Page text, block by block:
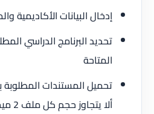
إدخال البيانات الأكاديمية
تحديد البرنامج الدراسي
المتاحة
ألا يتجاوز حجم كل ملف 2 ميجابايت)